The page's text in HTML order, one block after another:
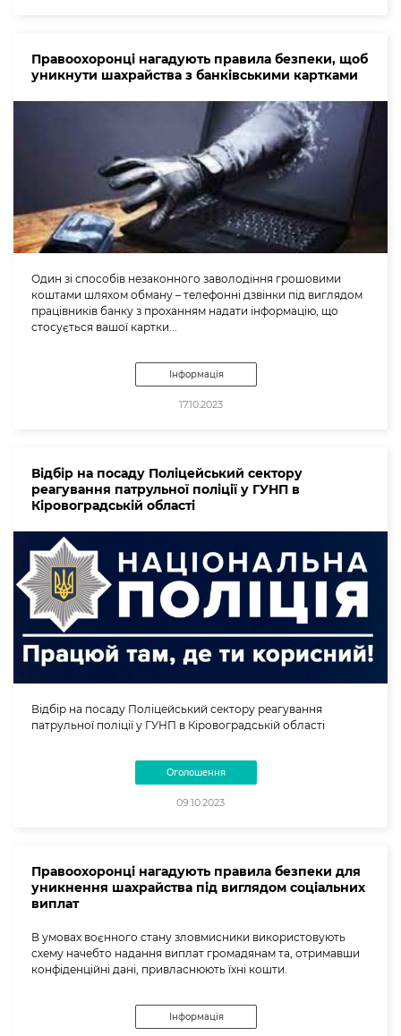
Правоохоронці нагадують правила безпеки, щоб
уникнути шахрайства з банківськими картками
Один зі способів незаконного заволодіння грошовими
коштами шляхом обману – телефонні дзвінки під виглядом
працівників банку з проханням надати інформацію, що
стосується вашої картки...
Інформація
17.10.2023
Відбір на посаду Поліцейський сектору
реагування патрульної поліції у ГУНП в
Кіровоградській області
Відбір на посаду Поліцейський сектору реагування
патрульної поліції у ГУНП в Кіровоградській області
Оголошення
09.10.2023
Правоохоронці нагадують правила безпеки для
уникнення шахрайства під виглядом соціальних
виплат
В умовах воєнного стану зловмисники використовують
схему начебто надання виплат громадянам та, отримавши
конфіденційні дані, привласнюють їхні кошти.
Інформація